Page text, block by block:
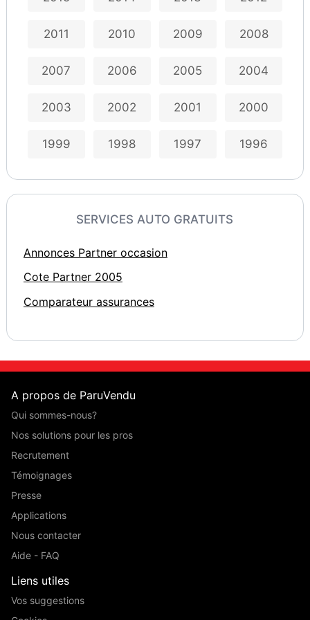
2011 2010 2009 2008
2007 2006 2005 2004
2003 2002 2001 2000
1999 1998 1997 1996
SERVICES AUTO GRATUITS
Annonces Partner occasion
Cote Partner 2005
Comparateur assurances
A propos de ParuVendu
Qui sommes-nous?
Nos solutions pour les pros
Recrutement
Témoignages
Presse
Applications
Nous contacter
Aide - FAQ
Liens utiles
Vos suggestions